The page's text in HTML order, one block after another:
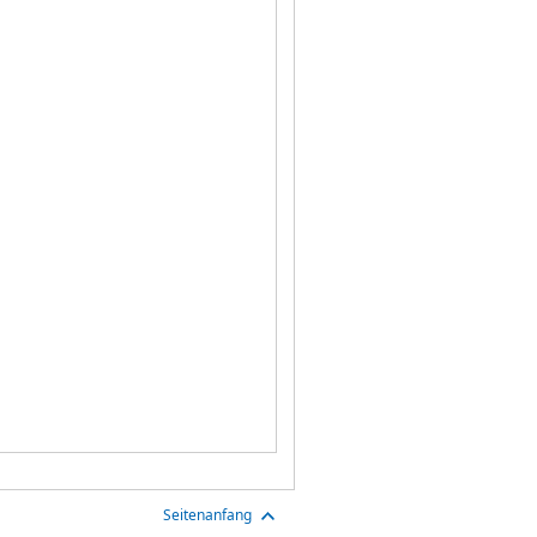
Seitenanfang